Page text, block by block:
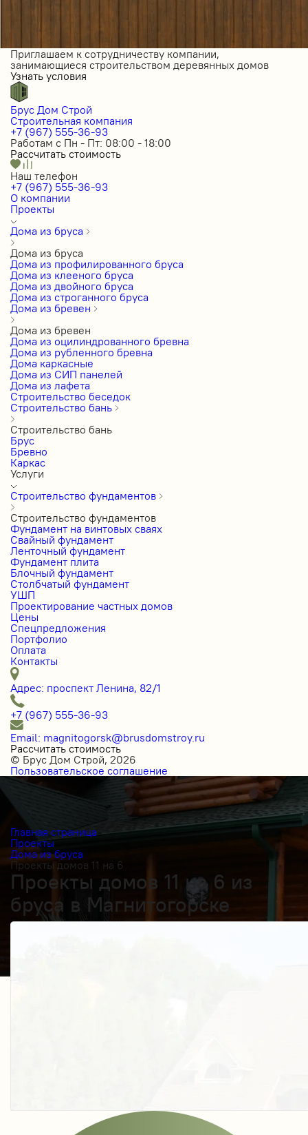
Приглашаем к сотрудничеству компании,
занимающиеся строительством деревянных домов
Узнать условия
Брус Дом Строй
Строительная компания
+7 (967) 555-36-93
Работам с Пн - Пт: 08:00 - 18:00
Рассчитать стоимость
Наш телефон
+7 (967) 555-36-93
О компании
Проекты
Дома из бруса
Дома из бруса
Дома из профилированного бруса
Дома из клееного бруса
Дома из двойного бруса
Дома из строганного бруса
Дома из бревен
Дома из бревен
Дома из оцилиндрованного бревна
Дома из рубленного бревна
Дома каркасные
Дома из СИП панелей
Дома из лафета
Строительство беседок
Строительство бань
Строительство бань
Брус
Бревно
Каркас
Услуги
Строительство фундаментов
Строительство фундаментов
Фундамент на винтовых сваях
Свайный фундамент
Ленточный фундамент
Фундамент плита
Блочный фундамент
Столбчатый фундамент
УШП
Проектирование частных домов
Цены
Спецпредложения
Портфолио
Оплата
Контакты
Адрес: проспект Ленина, 82/1
+7 (967) 555-36-93
Email: magnitogorsk@brusdomstroy.ru
Рассчитать стоимость
© Брус Дом Строй, 2026
Пользовательское соглашение
Главная страница
Проекты
Дома из бруса
Проекты домов 11 на 6
Проекты домов 11 на 6 из
бруса в Магнитогорске
Получить косультацию